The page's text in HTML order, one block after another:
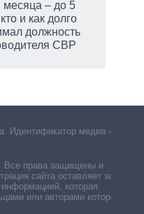
месяца – до 5
и как долго
должность
СВР
Идентификатор медиа –
. Все права защищены и
сайта оставляет за
которая
или авторами которой